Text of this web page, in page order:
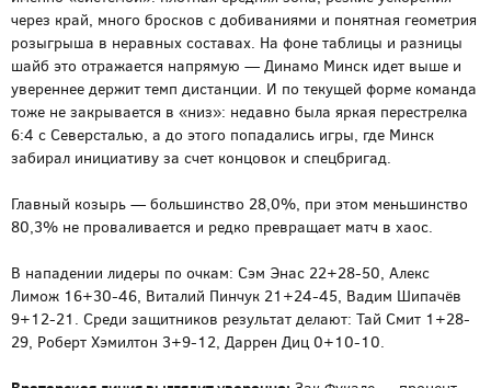
через край, много бросков с добиваниями и понятная геометрия
розыгрыша в неравных составах. На фоне таблицы и разницы
шайб это отражается напрямую — Динамо Минск идет выше и
увереннее держит темп дистанции. И по текущей форме команда
тоже не закрывается в «низ»: недавно была яркая перестрелка
6:4 с Северсталью, а до этого попадались игры, где Минск
забирал инициативу за счет концовок и спецбригад.
Главный козырь — большинство 28,0%, при этом меньшинство
80,3% не проваливается и редко превращает матч в хаос.
В нападении лидеры по очкам: Сэм Энас 22+28-50, Алекс
Лимож 16+30-46, Виталий Пинчук 21+24-45, Вадим Шипачёв
9+12-21. Среди защитников результат делают: Тай Смит 1+28-
29, Роберт Хэмилтон 3+9-12, Даррен Диц 0+10-10.